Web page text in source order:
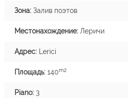
Зона: Залив поэтов
Местонахождение: Леричи
Адрес: Lerici
Площадь: 140m2
Piano: 3